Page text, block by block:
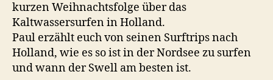
EMBED
kurzen Weihnachtsfolge über das
Kaltwassersurfen in Holland.
Paul erzählt euch von seinen Surftrips nach
Holland, wie es so ist in der Nordsee zu surfen
und wann der Swell am besten ist.